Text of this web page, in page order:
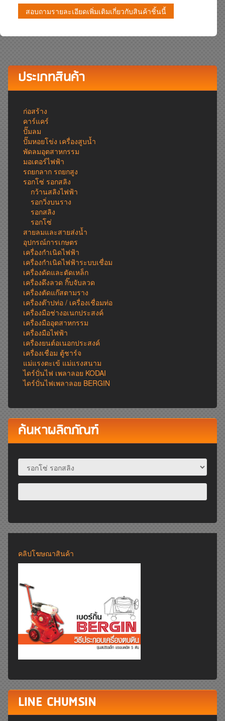
สอบถามรายละเอียดเพิ่มเติมเกี่ยวกับสินค้าชิ้นนี้
ประเภทสินค้า
ก่อสร้าง
คาร์แคร์
ปั๊มลม
ปั๊มหอยโข่ง เครื่องสูบน้ำ
พัดลมอุตสาหกรรม
มอเตอร์ไฟฟ้า
รถยกลาก รถยกสูง
รอกโซ่ รอกสลิง
กว้านสลิงไฟฟ้า
รอกวิ่งบนราง
รอกสลิง
รอกโซ่
สายลมและสายส่งน้ำ
อุปกรณ์การเกษตร
เครื่องกำเนิดไฟฟ้า
เครื่องกำเนิดไฟฟ้าระบบเชื่อม
เครื่องดัดและตัดเหล็ก
เครื่องดึงลวด กิ๊บจับลวด
เครื่องตัดแก๊สตามราง
เครื่องต๊าปท่อ / เครื่องเชื่อมท่อ
เครื่องมือช่างอเนกประสงค์
เครื่องมืออุตสาหกรรม
เครื่องมือไฟฟ้า
เครื่องยนต์อเนอกประสงค์
เครื่องเชื่อม ตู้ชาร์จ
แม่แรงตะเข้ แม่แรงสนาม
ไดร์ปั่นไฟ เพลาลอย KODAI
ไดร์ปั่นไฟเพลาลอย BERGIN
ค้นหาผลิตภัณฑ์
คลิปโฆษณาสินค้า
LINE CHUMSIN